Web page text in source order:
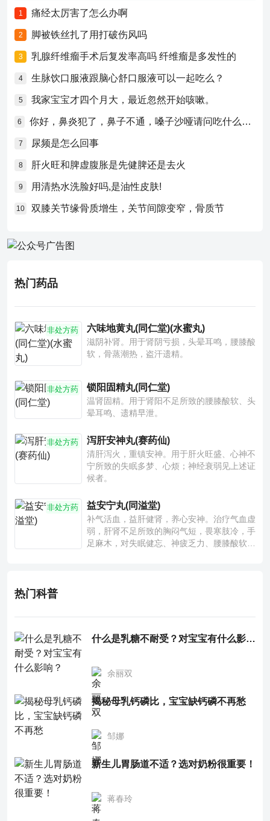
1 痛经太厉害了怎么办啊
2 脚被铁丝扎了用打破伤风吗
3 乳腺纤维瘤手术后复发率高吗 纤维瘤是多发性的
4 生脉饮口服液跟脑心舒口服液可以一起吃么？
5 我家宝宝才四个月大，最近忽然开始咳嗽。
6 你好，鼻炎犯了，鼻子不通，嗓子沙哑请问吃什么药比较好？
7 尿频是怎么回事
8 肝火旺和脾虚腹胀是先健脾还是去火
9 用清热水洗脸好吗,是油性皮肤!
10 双膝关节缘骨质增生，关节间隙变窄，骨质节
热门药品
非处方药 六味地黄丸(同仁堂)(水蜜丸)
滋阴补肾。用于肾阴亏损，头晕耳鸣，腰膝酸
软，骨蒸潮热，盗汗遗精。
非处方药 锁阳固精丸(同仁堂)
温肾固精。用于肾阳不足所致的腰膝酸软、头
晕耳鸣、遗精早泄。
非处方药 泻肝安神丸(赛药仙)
清肝泻火，重镇安神。用于肝火旺盛、心神不
宁所致的失眠多梦、心烦；神经衰弱见上述证
候者。
非处方药 益安宁丸(同溢堂)
补气活血，益肝健肾，养心安神。治疗气血虚
弱，肝肾不足所致的胸闷气短，畏寒肢冷，手
足麻木，对失眠健忘、神疲乏力、腰膝酸软也
热门科普
什么是乳糖不耐受？对宝宝有什么影响？
余丽双
揭秘母乳钙磷比，宝宝缺钙磷不再愁
邹娜
新生儿胃肠道不适？选对奶粉很重要！
蒋春玲